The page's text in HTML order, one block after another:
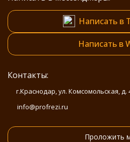
Написать в
Написать в
Контакты:
г.Краснодар, ул. Комсомольская,
info@profrezi.ru
Проложить